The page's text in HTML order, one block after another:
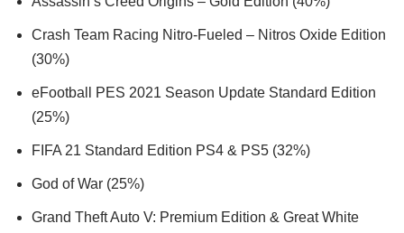
Crash Team Racing Nitro-Fueled – Nitros Oxide Edition
(30%)
eFootball PES 2021 Season Update Standard Edition
(25%)
FIFA 21 Standard Edition PS4 & PS5 (32%)
God of War (25%)
Grand Theft Auto V: Premium Edition & Great White